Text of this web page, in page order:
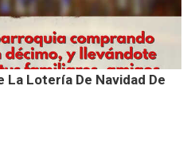
La Lotería De Navidad De